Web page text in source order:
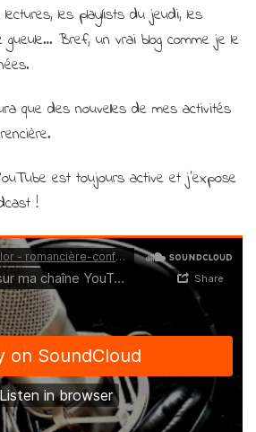
les playlists du jeudi, les
Bref, un vrai blog comme je le
que des nouvelles de mes activités
est toujours active et j’expose
!